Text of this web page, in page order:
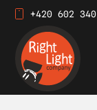
+420 602